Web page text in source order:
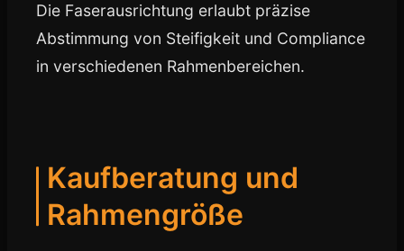
Die Faserausrichtung erlaubt präzise
Abstimmung von Steifigkeit und Compliance
in verschiedenen Rahmenbereichen.
Kaufberatung und
Rahmengröße